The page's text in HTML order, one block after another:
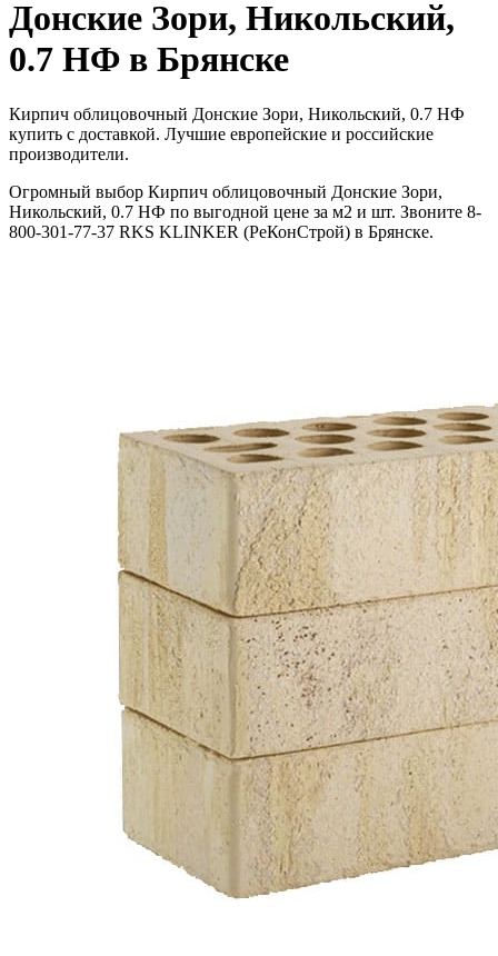
Донские Зори, Никольский,
0.7 НФ в Брянске
Кирпич облицовочный Донские Зори, Никольский, 0.7 НФ
купить с доставкой. Лучшие европейские и российские
производители.
Огромный выбор Кирпич облицовочный Донские Зори,
Никольский, 0.7 НФ по выгодной цене за м2 и шт. Звоните 8-
800-301-77-37 RKS KLINKER (РеКонСтрой) в Брянске.